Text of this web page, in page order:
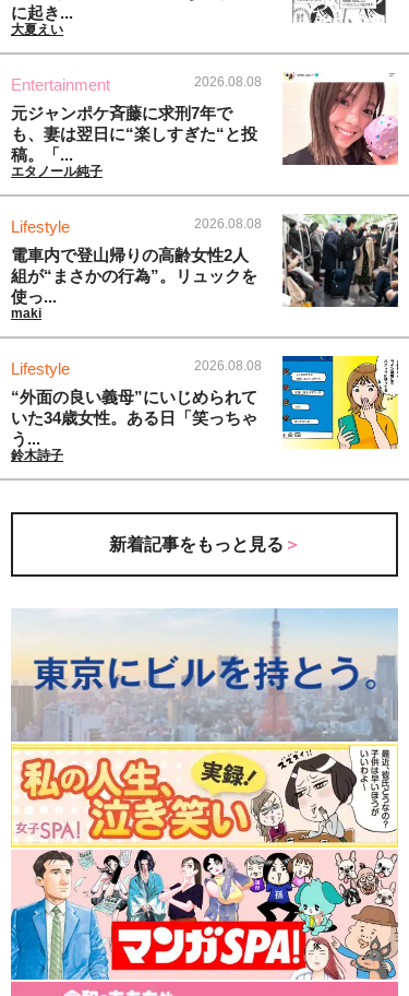
に起き...
大夏えい
Entertainment 2026.08.08
元ジャンポケ斉藤に求刑7年で
も、妻は翌日に“楽しすぎた“と投
稿。「...
エタノール純子
Lifestyle 2026.08.08
電車内で登山帰りの高齢女性2人
組が“まさかの行為”。リュックを
使っ...
maki
Lifestyle 2026.08.08
“外面の良い義母”にいじめられて
いた34歳女性。ある日「笑っちゃ
う...
鈴木詩子
新着記事をもっと見る